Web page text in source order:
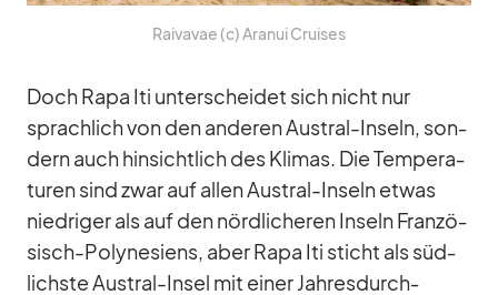
Rai­va­vae (c) Ara­nui Crui­ses
Doch Rapa Iti un­ter­schei­det sich nicht nur
sprach­lich von den an­de­ren Aus­tral-In­seln, son­
dern auch hin­sicht­lich des Kli­mas. Die Tem­pe­ra­
tu­ren sind zwar auf al­len Aus­tral-In­seln et­was
nied­ri­ger als auf den nörd­li­che­ren In­seln Fran­zö­
sisch-Po­ly­ne­si­ens, aber Rapa Iti sticht als süd­
lichste Aus­tral-In­sel mit ei­ner Jah­res­durch­